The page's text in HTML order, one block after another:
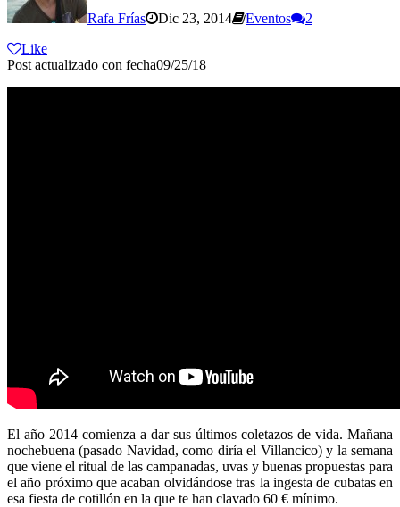
Rafa Frías Dic 23, 2014 Eventos
2
Like
Post actualizado con fecha09/25/18
El año 2014 comienza a dar sus últimos coletazos de vida. Mañana
nochebuena (pasado Navidad, como diría el Villancico) y la semana
que viene el ritual de las campanadas, uvas y buenas propuestas para
el año próximo que acaban olvidándose tras la ingesta de cubatas en
esa fiesta de cotillón en la que te han clavado 60 € mínimo.